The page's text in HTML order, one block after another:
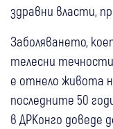
здравни власти,
Заболяването,
телесни
е отнело живота
последните 50
в ДРКонго доведе